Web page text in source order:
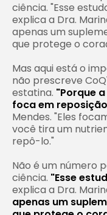
ciência. "Esse
explica a Dra.
apenas um
que protege o
Mas aqui está o
não prescreve
estatina. "Porque
foca em
Mendes. "Eles
você tira um
repô-lo."
Não é um número
ciência. "Esse
explica a Dra.
apenas um